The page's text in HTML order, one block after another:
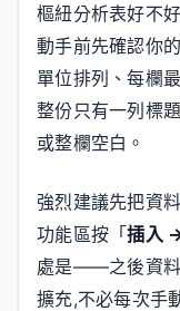
樞紐分析表好不
動手前先確認你
單位排列、每欄
整份只有一列標
或整欄空白。
強烈建議先把資
功能區按「插入
處是——之後資料
擴充,不必每次手